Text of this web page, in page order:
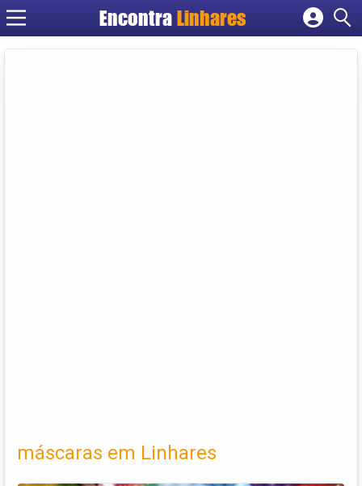
EncontraLinhares
Cadastrar empresa
máscaras em Linhares